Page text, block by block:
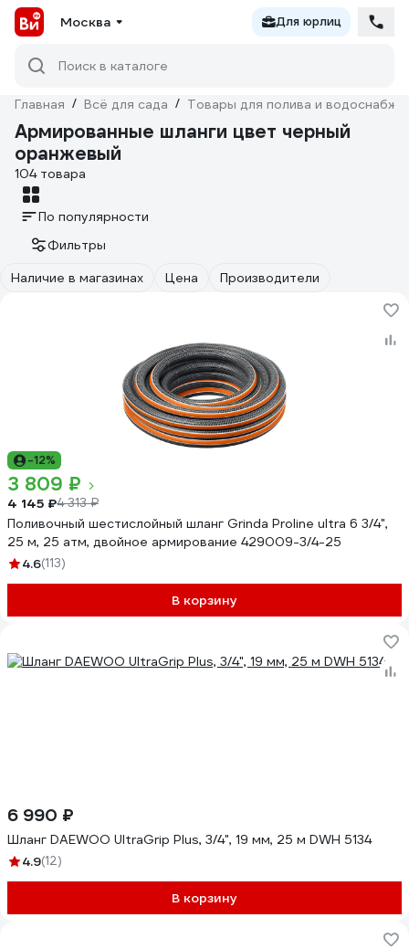
Москва Для юрлиц
Поиск в каталоге
Главная / Всё для сада / Товары для полива и
Армированные шланги цвет черный
оранжевый
104 товара
По популярности
Фильтры
Наличие в магазинах
Цена Производители
-12%
3 809 ₽
4 145 ₽4 313 ₽
Поливочный шестислойный шланг Grinda Proline ultra 6 3/4",
25 м, 25 атм, двойное армирование 429009-3/4-25
4.6(113)
В корзину
6 990 ₽
Шланг DAEWOO UltraGrip Plus, 3/4", 19 мм, 25 м DWH 5134
4.9(12)
В корзину